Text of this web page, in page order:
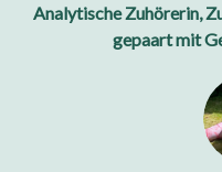
Analytische Zuhörerin,
gepaart mit